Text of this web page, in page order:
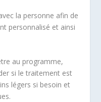
la personne afin de
personnalisé et ainsi
au programme,
si le traitement est
légers si besoin et